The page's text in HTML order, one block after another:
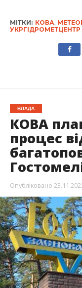
МІТКИ: КОВА,
УКРГІДРОМЕТЦЕНТР
ВЛАДА
КОВА
процес
Опубліковано